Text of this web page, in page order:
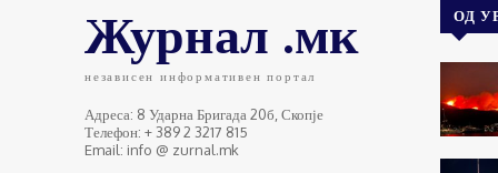
Журнал .мк
независен информативен портал
Адреса: 8 Ударна Бригада 20б, Скопје
Телефон: + 389 2 3217 815
Email: info @ zurnal.mk
ОД